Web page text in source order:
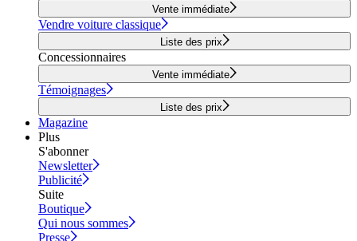
Vente immédiate
Vendre voiture classique
Liste des prix
Concessionnaires
Vente immédiate
Témoignages
Liste des prix
Magazine
Plus
S'abonner
Newsletter
Publicité
Suite
Boutique
Qui nous sommes
Presse